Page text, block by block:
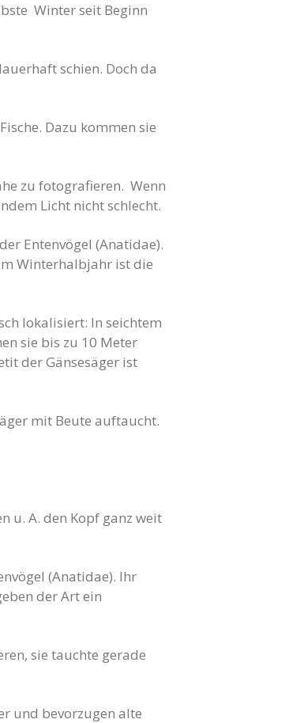
Winter seit Beginn
schien. Doch da
Dazu kommen sie
zu fotografieren. Wenn
Licht nicht schlecht.
Entenvögel (Anatidae).
Winterhalbjahr ist die
lokalisiert: In seichtem
sie bis zu 10 Meter
der Gänsesäger ist
mit Beute auftaucht.
u. A. den Kopf ganz weit
(Anatidae). Ihr
der Art ein
sie tauchte gerade
und bevorzugen alte